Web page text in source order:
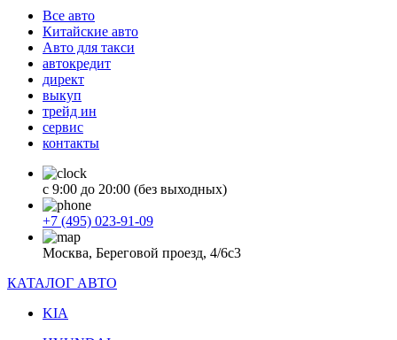
Все авто
Китайские авто
Авто для такси
автокредит
директ
выкуп
трейд ин
сервис
контакты
с 9:00 до 20:00 (без выходных)
+7 (495) 023-91-09
Москва, Береговой проезд, 4/6с3
КАТАЛОГ АВТО
KIA